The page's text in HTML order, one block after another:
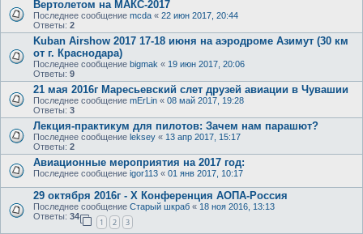
Вертолетом на МАКС-2017
Последнее сообщение mcda « 22 июн 2017, 20:44
Ответы: 2
Kuban Airshow 2017 17-18 июня на аэродроме Азимут (30 км
от г. Краснодара)
Последнее сообщение bigmak « 19 июн 2017, 20:06
Ответы: 9
21 мая 2016г Маресьевский слет друзей авиации в Чувашии
Последнее сообщение mErLin « 08 май 2017, 19:28
Ответы: 3
Лекция-практикум для пилотов: Зачем нам парашют?
Последнее сообщение leksey « 13 апр 2017, 15:17
Ответы: 2
Авиационные мероприятия на 2017 год:
Последнее сообщение igor113 « 01 янв 2017, 10:17
29 октября 2016г - X Конференция АОПА-Россия
Последнее сообщение Старый шкраб « 18 ноя 2016, 13:13
Ответы: 34
1 2 3